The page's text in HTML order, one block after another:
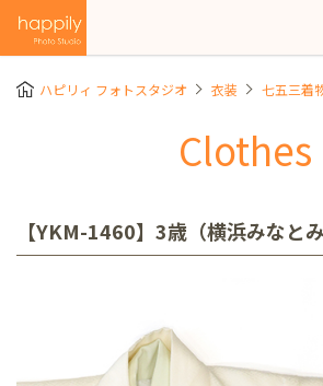
ハピリィ フォトスタジオ 衣装 七五三着
Clothes
【YKM-1460】3歳（横浜みなとみ